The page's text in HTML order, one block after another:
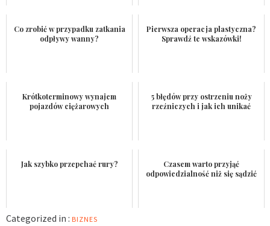
Co zrobić w przypadku zatkania
odpływy wanny?
Pierwsza operacja plastyczna?
Sprawdź te wskazówki!
Krótkoterminowy wynajem
pojazdów ciężarowych
5 błędów przy ostrzeniu noży
rzeźniczych i jak ich unikać
Jak szybko przepchać rury?
Czasem warto przyjąć
odpowiedzialność niż się sądzić
Categorized in : BIZNES